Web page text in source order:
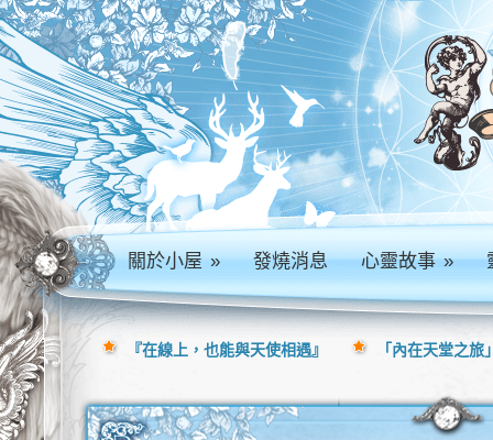
關於小屋» 發燒消息 心靈故事»
『在線上，也能與天使相遇』 「內在天堂之